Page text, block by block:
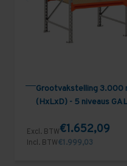
Grootvakstelling 3.000
(HxLxD) - 5 niveaus
Excl. BTW€1.652,09
Incl. BTW€1.999,03